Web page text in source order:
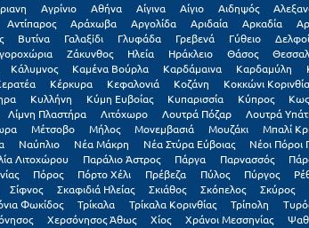
Αγρίνιο Αθήνα Αίγινα Αίγιο Αιδηψός
Αντίπαρος Αράχωβα Αργολίδα Αριδαία Αρκαδία
Βυτίνα Γαλαξiδι Γλυφάδα Γρεβενά Γύθειο Δελφοί
Ζάκυνθος Ηλεία Ηράκλειο Θάσος
Κάλυμνος Καμένα Βούρλα Καρδάμαινα Καρδαμύλη
Κέρκυρα Κεφαλονιά Κοζάνη Κοκκώνι
Κυλλήνη Κύμη Ευβοίας Κυπαρισσία Κύπρος Κως
Λίμνη Πλαστήρα Λιτόχωρο Λουτρά Πόζαρ Λουτρά
Μέτσοβο Μήλος Μονεμβασιά Μουζάκι Μπαλί
Ναύπλιο Νέα Μάκρη Νέα Στύρα Εύβοιας Νέοι Πόροι
Λιτοχώρου Παράλιο Άστρος Πάργα Παρνασσός
Πόρος Πόρτο Χέλι Πρέβεζα Πύλος Πύργος
Σίφνος Σκαφιδιά Ηλείας Σκιάθος Σκόπελος Σκύρος
Φωκίδος Τρίκαλα Τρίκαλα Κορινθίας Τρίπολη
Χερσόνησος Άθως Χίος Χράνοι Μεσσηνίας